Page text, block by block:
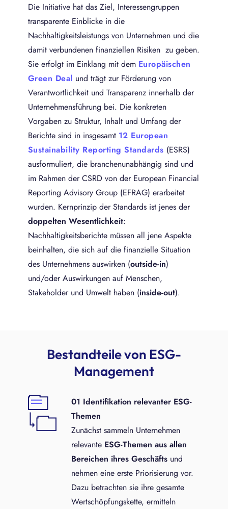
Die Initiative hat das Ziel, Interessengruppen
transparente Einblicke in die
Nachhaltigkeitsleistungs von Unternehmen und die
damit verbundenen finanziellen Risiken zu geben.
Sie erfolgt im Einklang mit dem Europäischen
Green Deal und trägt zur Förderung von
Verantwortlichkeit und Transparenz innerhalb der
Unternehmensführung bei. Die konkreten
Vorgaben zu Struktur, Inhalt und Umfang der
Berichte sind in insgesamt 12 European
Sustainability Reporting Standards (ESRS)
ausformuliert, die branchenunabhängig sind und
im Rahmen der CSRD von der European Financial
Reporting Advisory Group (EFRAG) erarbeitet
wurden. Kernprinzip der Standards ist jenes der
doppelten Wesentlichkeit:
Nachhaltigkeitsberichte müssen all jene Aspekte
beinhalten, die sich auf die finanzielle Situation
des Unternehmens auswirken (outside-in)
und/oder Auswirkungen auf Menschen,
Stakeholder und Umwelt haben (inside-out).
Bestandteile von ESG-
Management
01 Identifikation relevanter ESG-
Themen
Zunächst sammeln Unternehmen
relevante ESG-Themen aus allen
Bereichen ihres Geschäfts und
nehmen eine erste Priorisierung vor.
Dazu betrachten sie ihre gesamte
Wertschöpfungskette, ermitteln